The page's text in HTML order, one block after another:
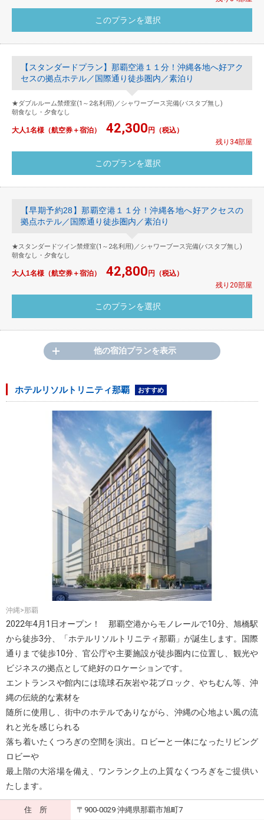
【スタンダードプラン】那覇空港１１分！沖縄各地へ好アク
セスの拠点ホテル／国際通り徒歩圏内／素泊り
★ダブルルーム禁煙室(1～2名利用)／シャワーブース完備(バスタブ無し)
朝食なし・夕食なし
大人1名様（航空券＋宿泊） 42,300 円（税込）
残り34部屋
【早期予約28】那覇空港１１分！沖縄各地へ好アクセスの
拠点ホテル／国際通り徒歩圏内／素泊り
★スタンダードツイン禁煙室(1～2名利用)／シャワーブース完備(バスタブ無し)
朝食なし・夕食なし
大人1名様（航空券＋宿泊） 42,800 円（税込）
残り20部屋
他の宿泊プランを表示
ホテルリソルトリニティ那覇 おすすめ
沖縄>那覇
2022年4月1日オープン！ 那覇空港からモノレールで10分、旭橋駅
から徒歩3分、「ホテルリソルトリニティ那覇」が誕生します。国際
通りまで徒歩10分、官公庁や主要施設が徒歩圏内に位置し、観光や
ビジネスの拠点として絶好のロケーションです。
エントランスや館内には琉球石灰岩や花ブロック、やちむん等、沖
縄の伝統的な素材を
随所に使用し、街中のホテルでありながら、沖縄の心地よい風の流
れと光を感じられる
落ち着いたくつろぎの空間を演出。ロビーと一体になったリビング
ロビーや
最上階の大浴場を備え、ワンランク上の上質なくつろぎをご提供い
たします。
住 所 〒900-0029 沖縄県那覇市旭町7